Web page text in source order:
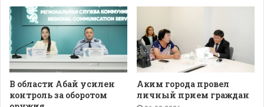
В области Абай усилен
контроль за оборотом
Аким города провел
личный прием граждан